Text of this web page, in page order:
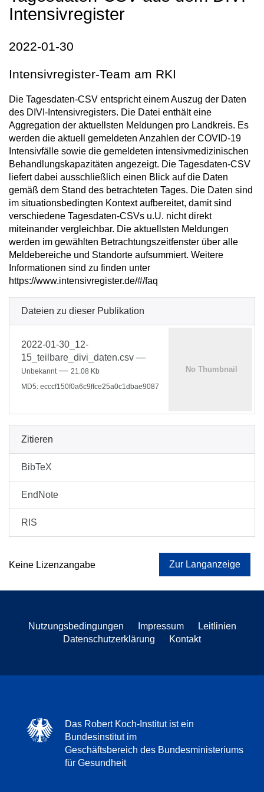
Intensivregister
2022-01-30
Intensivregister-Team am RKI
Die Tagesdaten-CSV entspricht einem Auszug der Daten
des DIVI-Intensivregisters. Die Datei enthält eine
Aggregation der aktuellsten Meldungen pro Landkreis. Es
werden die aktuell gemeldeten Anzahlen der COVID-19
Intensivfälle sowie die gemeldeten intensivmedizinischen
Behandlungskapazitäten angezeigt. Die Tagesdaten-CSV
liefert dabei ausschließlich einen Blick auf die Daten
gemäß dem Stand des betrachteten Tages. Die Daten sind
im situationsbedingten Kontext aufbereitet, damit sind
verschiedene Tagesdaten-CSVs u.U. nicht direkt
miteinander vergleichbar. Die aktuellsten Meldungen
werden im gewählten Betrachtungszeitfenster über alle
Meldebereiche und Standorte aufsummiert. Weitere
Informationen sind zu finden unter
https://www.intensivregister.de/#/faq
Dateien zu dieser Publikation
2022-01-30_12-
15_teilbare_divi_daten.csv —
Unbekannt — 21.08 Kb
MD5: ecccf150f0a6c9ffce25a0c1dbae9087
Zitieren
BibTeX
EndNote
RIS
Keine Lizenzangabe Zur Langanzeige
Nutzungsbedingungen Impressum
Leitlinien
Datenschutzerklärung
Kontakt
Das Robert Koch-Institut ist ein
Bundesinstitut im
Geschäftsbereich des Bundesministeriums
für Gesundheit